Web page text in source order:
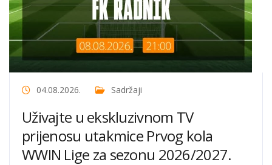
04.08.2026. Sadržaji
Uživajte u ekskluzivnom TV
prijenosu utakmice Prvog kola
WWIN Lige za sezonu 2026/2027.